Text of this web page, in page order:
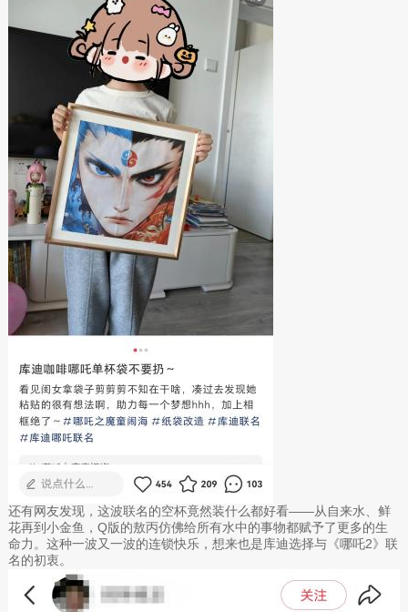
还有网友发现，这波联名的空杯竟然装什么都好看——从自来水、鲜
花再到小金鱼，Q版的敖丙仿佛给所有水中的事物都赋予了更多的生
命力。这种一波又一波的连锁快乐，想来也是库迪选择与《哪吒2》联
名的初衷。